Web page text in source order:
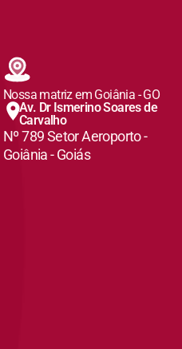
Nossa matriz em Goiânia - GO
Av. Dr Ismerino Soares de
Carvalho
Nº 789 Setor Aeroporto -
Goiânia - Goiás